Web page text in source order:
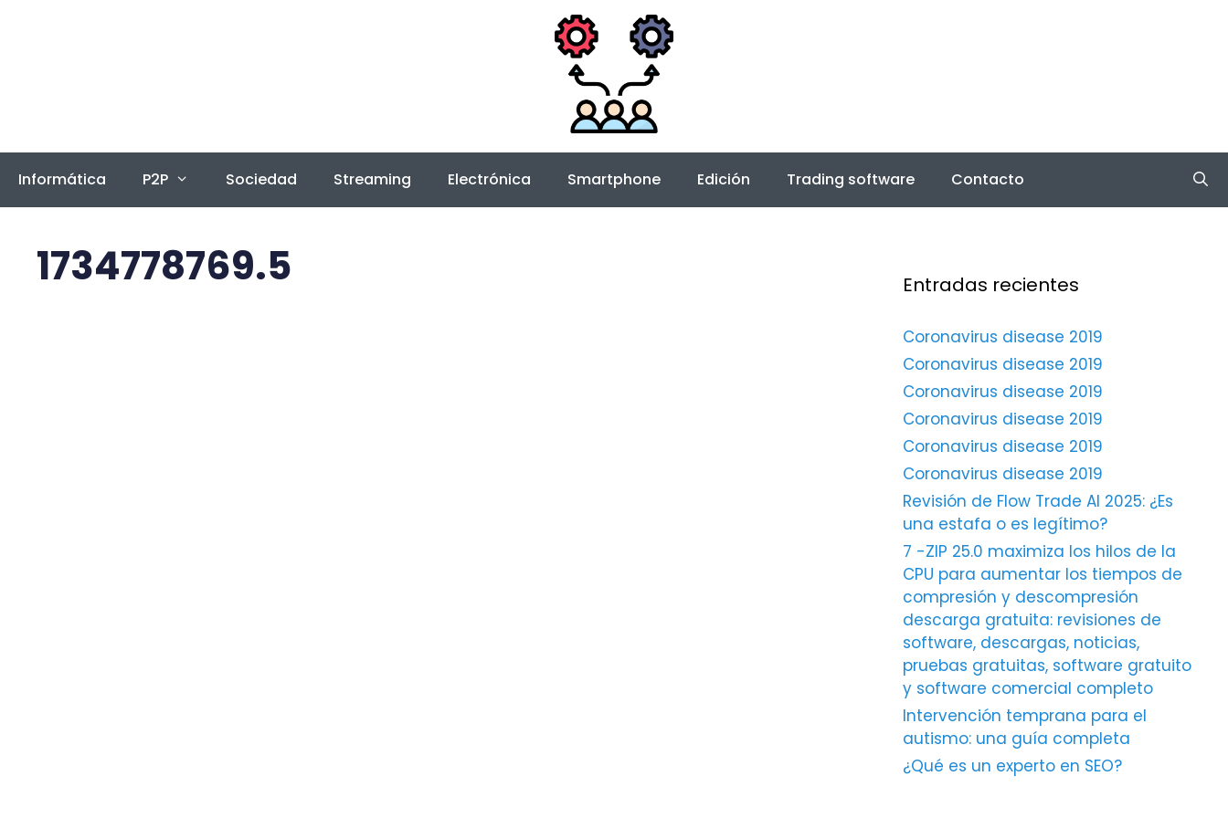
Informática P2P Sociedad Streaming Electrónica Smartphone Edición Trading software Contacto
1734778769.5 Entradas recientes
Coronavirus disease 2019
Coronavirus disease 2019
Coronavirus disease 2019
Coronavirus disease 2019
Coronavirus disease 2019
Coronavirus disease 2019
Revisión de Flow Trade AI 2025: ¿Es
una estafa o es legítimo?
7 -ZIP 25.0 maximiza los hilos de la
CPU para aumentar los tiempos de
compresión y descompresión
descarga gratuita: revisiones de
software, descargas, noticias,
pruebas gratuitas, software gratuito
y software comercial completo
Intervención temprana para el
autismo: una guía completa
¿Qué es un experto en SEO?